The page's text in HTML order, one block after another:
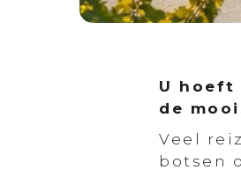
U hoeft
de
Veel
botsen